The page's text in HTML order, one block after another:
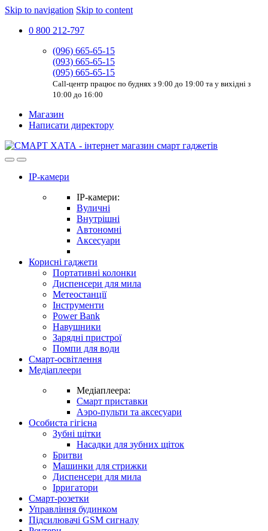
Skip to navigation Skip to content
0 800 212-797
(096) 665-65-15
(093) 665-65-15
(095) 665-65-15
Call-центр працює по буднях з 9:00 до 19:00 та у вихідні з
10:00 до 16:00
Магазин
Написати директору
IP-камери
IP-камери:
Вуличні
Внутрішні
Автономні
Аксесуари
Корисні гаджети
Портативні колонки
Диспенсери для мила
Метеостанції
Інструменти
Power Bank
Навушники
Зарядні пристрої
Помпи для води
Смарт-освітлення
Медіаплеери
Медіаплеера:
Смарт приставки
Аэро-пульти та аксесуари
Особиста гігієна
Зубні щітки
Насадки для зубних щіток
Бритви
Машинки для стрижки
Диспенсери для мила
Ірригатори
Смарт-розетки
Управління будинком
Підсилювачі GSM сигналу